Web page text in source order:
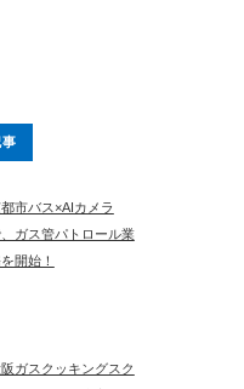
市バス×AIカメラ
ガス管パトロール業
開始！
ガスクッキングスク